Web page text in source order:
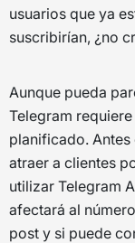
usuarios que ya
suscribirían, ¿no
Aunque pueda
Telegram
planificado.
atraer a clientes
utilizar Telegram
afectará al
post y si puede